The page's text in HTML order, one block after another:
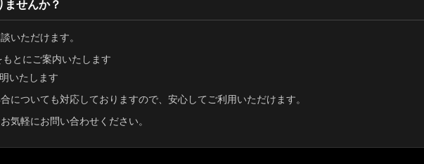
せんか？
いただけます。
とにご案内いたします
いたします
についても対応しておりますので、安心してご利用いただけます。
気軽にお問い合わせください。